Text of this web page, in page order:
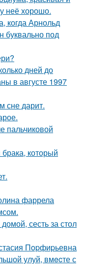
неё хорошо.
когда Арнольд
буквально под
дней до
в августе 1997
сне дарит.
пальчиковой
который
фаррела
сесть за стол
Пopфиpьевна
улуй, вмecте с